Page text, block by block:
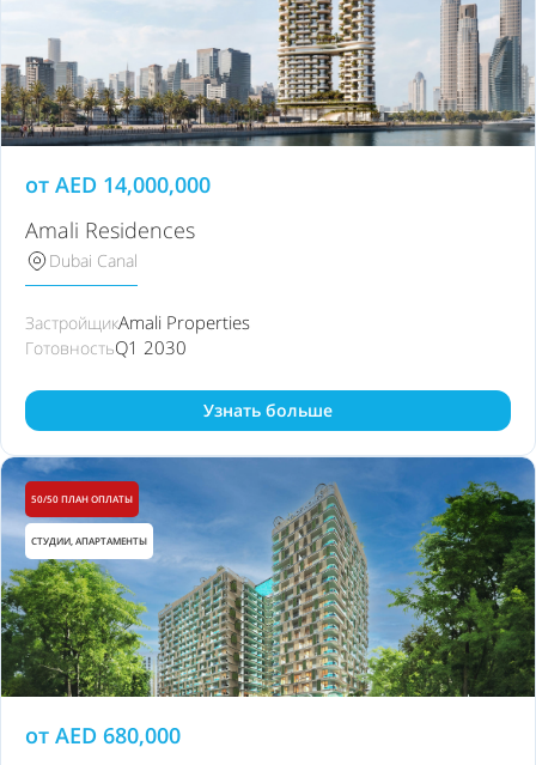
от AED 14,000,000
Amali Residences
Dubai Canal
ЗастройщикAmali Properties
ГотовностьQ1 2030
Узнать больше
50/50 ПЛАН ОПЛАТЫ
СТУДИИ, АПАРТАМЕНТЫ
от AED 680,000